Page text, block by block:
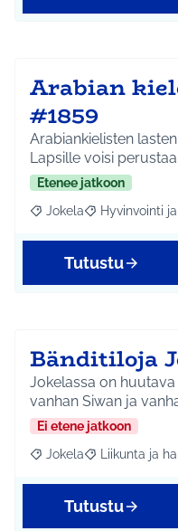
Arabian
#1859
Arabiankielisten
Lapsille voisi
Etenee jatkoon
Rajaa tulokset aihepiirin
Jokela Rajaa tulokset
Hyvinvointi
Tutustu
Bänditiloja
Jokelassa on
vanhan Siwan ja
Ei etene jatkoon
Rajaa tulokset aihepiirin
Jokela Rajaa tulokset
Liikunta ja
Tutustu